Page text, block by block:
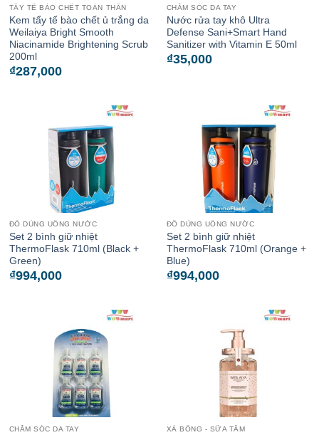
TẨY TẾ BÀO CHẾT TOÀN THÂN
Kem tẩy tế bào chết ủ trắng da
Weilaiya Bright Smooth
Niacinamide Brightening Scrub
200ml
₫287,000
CHĂM SÓC DA TAY
Nước rửa tay khô Ultra
Defense Sani+Smart Hand
Sanitizer with Vitamin E 50ml
₫35,000
ĐỒ DÙNG UỐNG NƯỚC
Set 2 bình giữ nhiệt
ThermoFlask 710ml (Black +
Green)
₫994,000
ĐỒ DÙNG UỐNG NƯỚC
Set 2 bình giữ nhiệt
ThermoFlask 710ml (Orange +
Blue)
₫994,000
CHĂM SÓC DA TAY XÀ BÔNG - SỮA TẮM